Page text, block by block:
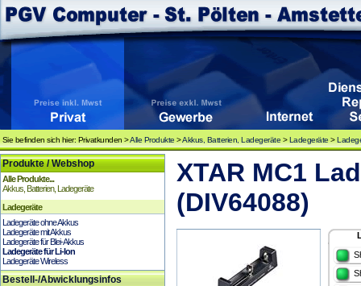
Sie befinden sich hier: Privatkunden >Alle Produkte >Akkus, Batterien, Ladegeräte >Ladegeräte >
Produkte / Webshop
Alle Produkte...
Akkus, Batterien, Ladegeräte
Ladegeräte
Ladegeräte ohne Akkus
Ladegeräte mit Akkus
Ladegeräte für Blei-Akkus
Ladegeräte für Li-Ion
Ladegeräte Wireless
Bestell-/Abwicklungsinfos
XTAR MC1
(DIV64088)